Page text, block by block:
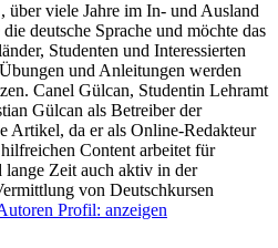
über viele Jahre im In- und Ausland
deutsche Sprache und möchte das
Studenten und Interessierten
und Anleitungen werden
Canel Gülcan, Studentin Lehramt
Gülcan als Betreiber der
Artikel, da er als Online-Redakteur
Content arbeitet für
lange Zeit auch aktiv in der
von Deutschkursen
Profil: anzeigen